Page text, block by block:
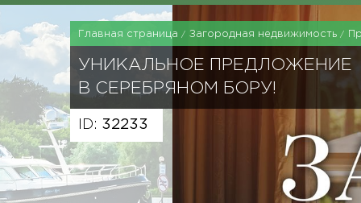
Главная страница Загородная недвижимость
УНИКАЛЬНОЕ ПРЕДЛОЖЕНИЕ
В СЕРЕБРЯНОМ БОРУ!
ID: 32233